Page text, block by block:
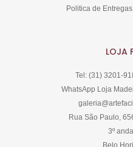
Politica de
LOJA
Tel: (31) 3201-
WhatsApp Loja
Rua São Paulo,
3º
Belo